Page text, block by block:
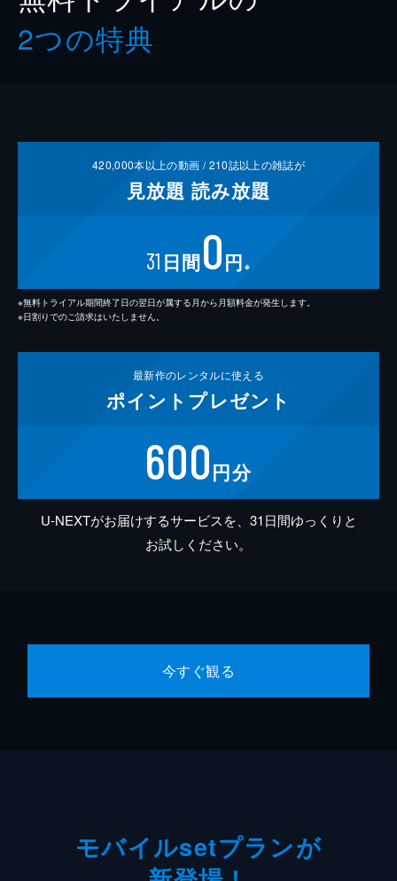
2つの特典
420,000本以上の動画 /210誌以上の雑誌が
見放題 読み放題
31 日間0円 ※
※無料トライアル期間終了日の翌日が属する月から月額料金が発生します。
※日割りでのご請求はいたしません。
最新作のレンタルに使える
ポイント プレゼント
600円分
U-NEXTがお届けするサービスを、31日間ゆっくりと
お試しください。
今すぐ観る
モバイルsetプランが